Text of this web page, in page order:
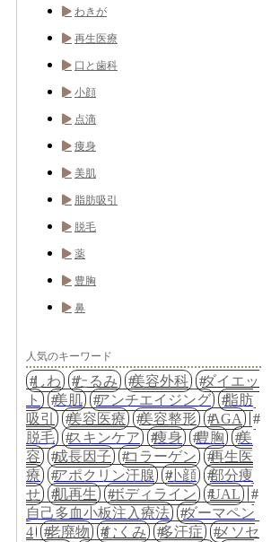
わきが
再生医療
口と歯科
小顔
点滴
痩身
美肌
脂肪吸引
脱毛
薬
豊胸
鼻
人気のキーワード
しわ たるみ 美容外科
ダイエッ
ト
美肌 アンチエイジング
脂肪
吸引
美容医療 美容整形
AGA
脱毛
スキンケア 痩身 豊胸
美
容
成長因子 コラーゲン
再生医
療
アポクリン汗腺 小顔
部分痩
せ
肌再生 ボディライン
UAL
自己多血小板注入療法
ダーマペン
4
老廃物 むくみ 多汗症
メソセ